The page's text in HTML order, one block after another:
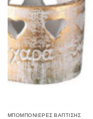
ΜΠΟΜΠΟΝΙΈΡΕΣ ΒΆΠΤΙΣΗΣ